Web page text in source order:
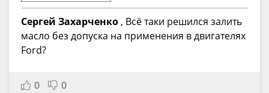
Сергей Захарченко, Всё таки решился залить
масло без допуска на применения в двигателях
Ford?
0 0